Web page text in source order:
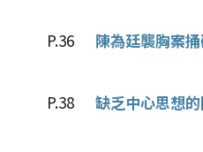
P.36 陳為廷襲胸案
P.38 缺乏中心思想